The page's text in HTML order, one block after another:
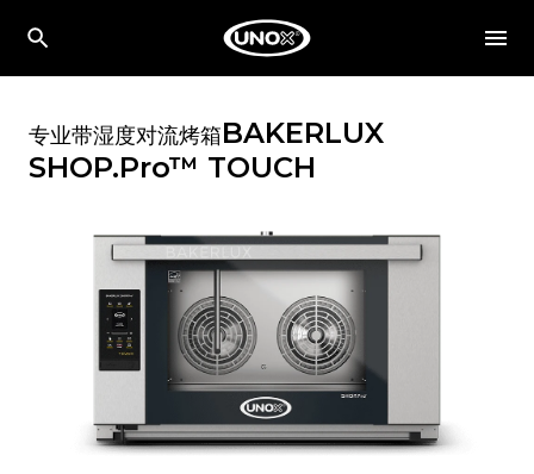
专业带湿度对流烤箱BAKERLUX
SHOP.Pro™ TOUCH